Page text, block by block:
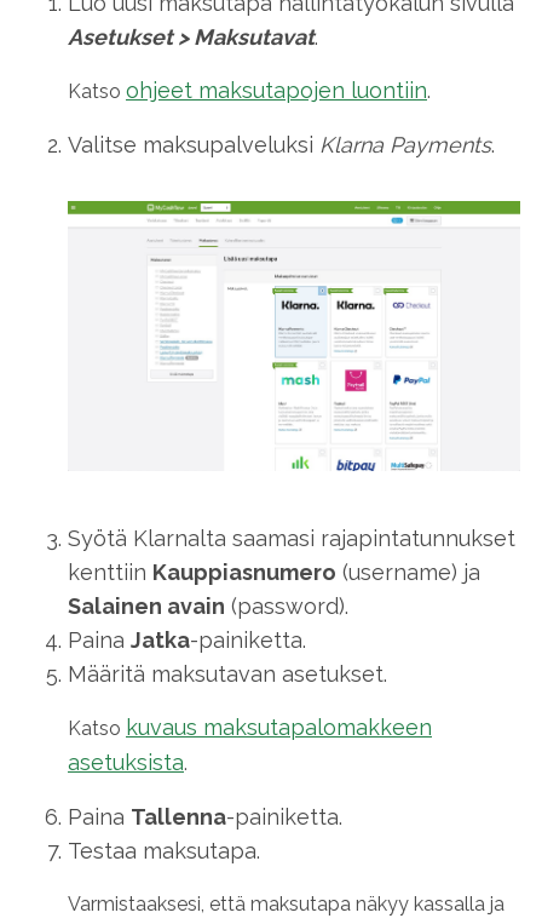
Asetukset>Maksutavat.
Katso ohjeet maksutapojen luontiin.
Valitse maksupalveluksi Klarna Payments.
Syötä Klarnalta saamasi rajapintatunnukset
kenttiin Kauppiasnumero (username) ja
Salainen avain (password).
Paina Jatka-painiketta.
Määritä maksutavan asetukset.
Katso kuvaus maksutapalomakkeen
asetuksista.
Paina Tallenna-painiketta.
Testaa maksutapa.
Varmistaaksesi, että maksutapa näkyy kassalla ja